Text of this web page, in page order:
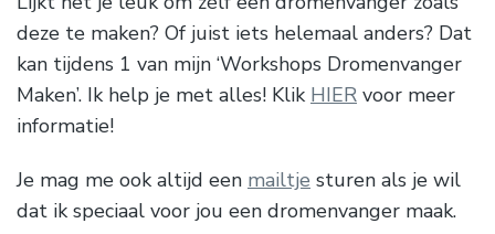
deze te maken? Of juist iets helemaal anders? Dat
kan tijdens 1 van mijn ‘Workshops Dromenvanger
Maken’. Ik help je met alles! Klik HIER voor meer
informatie!
Je mag me ook altijd een mailtje sturen als je wil
dat ik speciaal voor jou een dromenvanger maak.